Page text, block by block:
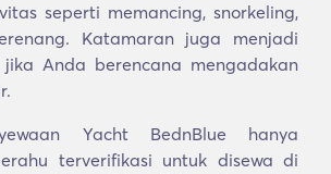
seperti memancing, snorkeling,
Katamaran juga menjadi
Anda berencana mengadakan
Yacht BednBlue hanya
terverifikasi untuk disewa di